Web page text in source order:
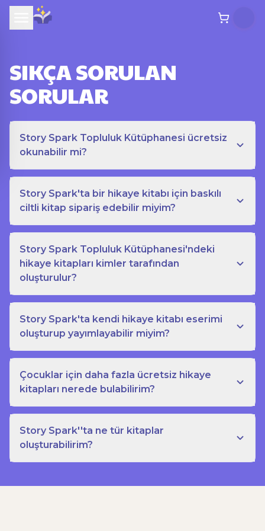
SIKÇA SORULAN
SORULAR
Story Spark Topluluk Kütüphanesi ücretsiz
okunabilir mi?
Story Spark'ta bir hikaye kitabı için baskılı
ciltli kitap sipariş edebilir miyim?
Story Spark Topluluk Kütüphanesi'ndeki
hikaye kitapları kimler tarafından
oluşturulur?
Story Spark'ta kendi hikaye kitabı eserimi
oluşturup yayımlayabilir miyim?
Çocuklar için daha fazla ücretsiz hikaye
kitapları nerede bulabilirim?
Story Spark''ta ne tür kitaplar
oluşturabilirim?